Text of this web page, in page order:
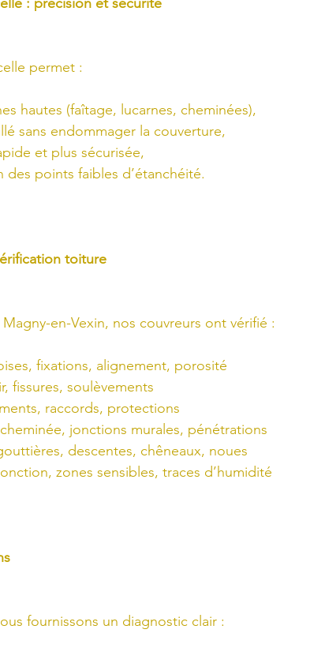
permet :
hautes (faîtage, lucarnes, cheminées),
sans endommager la couverture,
et plus sécurisée,
points faibles d’étanchéité.
toiture
en-Vexin, nos couvreurs ont vérifié :
fixations, alignement, porosité
fissures, soulèvements
raccords, protections
jonctions murales, pénétrations
descentes, chêneaux, noues
zones sensibles, traces d’humidité
fournissons un diagnostic clair :